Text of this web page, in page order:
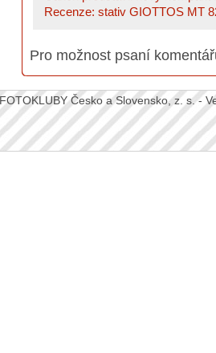
Recenze: stativ GIOTTOS MT
Pro možnost psaní
Česko a Slovensko, z. s. -